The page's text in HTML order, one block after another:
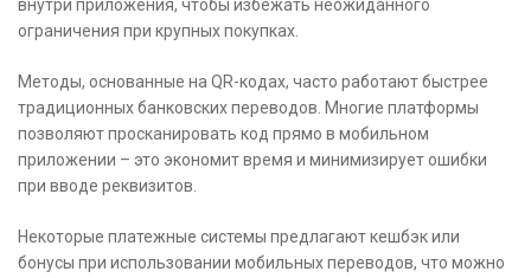
внутри приложения, чтобы избежать неожиданного
ограничения при крупных покупках.
Методы, основанные на QR-кодах, часто работают быстрее
традиционных банковских переводов. Многие платформы
позволяют просканировать код прямо в мобильном
приложении – это экономит время и минимизирует ошибки
при вводе реквизитов.
Некоторые платежные системы предлагают кешбэк или
бонусы при использовании мобильных переводов, что можно